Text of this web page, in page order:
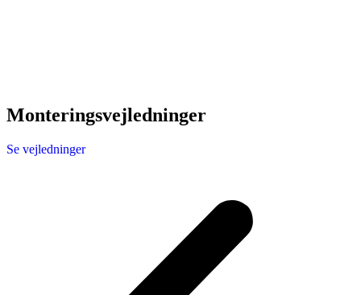
Monteringsvejledninger
Se vejledninger